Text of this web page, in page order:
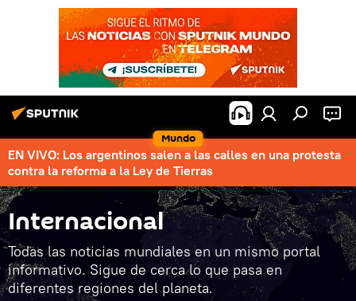
Mundo
EN VIVO: Los argentinos salen a las calles en una protesta
contra la reforma a la Ley de Tierras
Internacional
Todas las noticias mundiales en un mismo portal
informativo. Sigue de cerca lo que pasa en
diferentes regiones del planeta.